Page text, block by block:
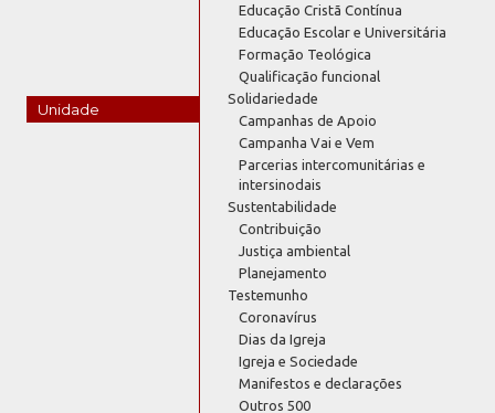
Unidade
Educação Cristã Contínua
Educação Escolar e Universitária
Formação Teológica
Qualificação funcional
Solidariedade
Campanhas de Apoio
Campanha Vai e Vem
Parcerias intercomunitárias e
intersinodais
Sustentabilidade
Contribuição
Justiça ambiental
Planejamento
Testemunho
Coronavírus
Dias da Igreja
Igreja e Sociedade
Manifestos e declarações
Outros 500